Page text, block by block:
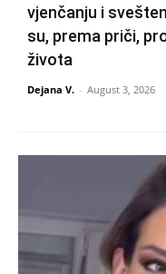
vjenčanju i
su, prema priči,
života
Dejana V. - August 3, 2026